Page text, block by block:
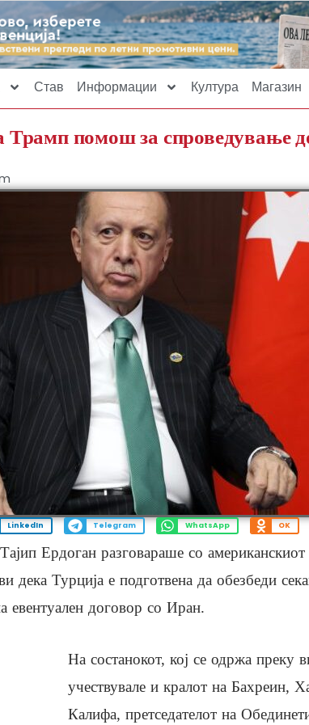
Став Информации Култура Магазин
Трамп помош за спроведување
LinkedIn Telegram WhatsApp OK
Ердоган разговараше со американскиот
дека Турција е подготвена да обезбеди
евентуален договор со Иран.
На состанокот, кој се одржа преку
учествувале и кралот на Бахреин,
Калифа, претседателот на